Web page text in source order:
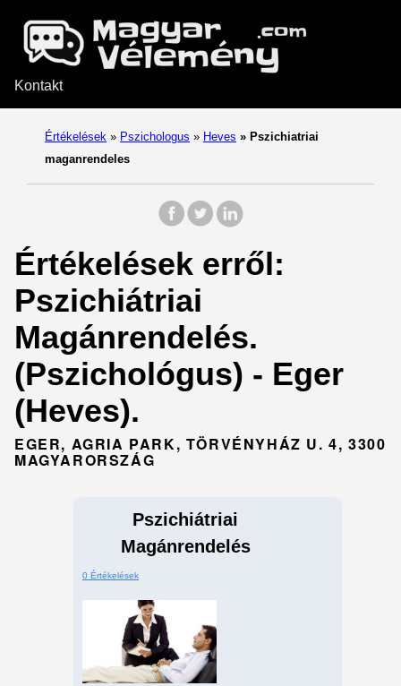
Kontakt
Értékelések » Pszichologus » Heves » Pszichiatriai
maganrendeles
Értékelések erről:
Pszichiátriai
Magánrendelés.
(Pszichológus) - Eger
(Heves).
EGER, AGRIA PARK, TÖRVÉNYHÁZ U. 4, 3300
MAGYARORSZÁG
Pszichiátriai
Magánrendelés
0 Értékelések